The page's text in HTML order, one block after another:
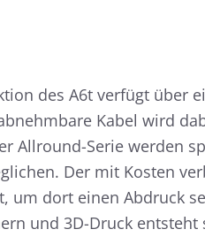
des A6t verfügt über
Kabel wird
Allround-Serie werden
Der mit Kosten
um dort einen Abdruck
und 3D-Druck entsteht